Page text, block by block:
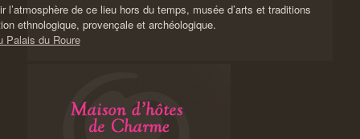
l’atmosphère de ce lieu hors du temps, musée d’arts et traditions
ethnologique, provençale et archéologique.
Palais du Roure